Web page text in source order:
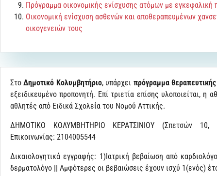
Πρόγραμμα οικονομικής ενίσχυσης ατόμων με εγκεφαλική
Οικονομική ενίσχυση ασθενών και αποθεραπευμένων
οικογενειών τους
ΣτοΔημοτικό Κολυμβητήριο, υπάρχει πρόγραμμα
εξειδικευμένο προπονητή. Επί τριετία επίσης υλοποιείται, η
αθλητές από Ειδικά Σχολεία του Νομού Αττικής.
ΔΗΜΟΤΙΚΟ ΚΟΛΥΜΒΗΤΗΡΙΟ ΚΕΡΑΤΣΙΝΙΟΥ (Σπετσών 10,
Επικοινωνίας: 2104005544
Δικαιολογητικά εγγραφής: 1)Ιατρική βεβαίωση από
δερματολόγο || Αμφότερες οι βεβαιώσεις έχουν ισχύ 1(ενός)